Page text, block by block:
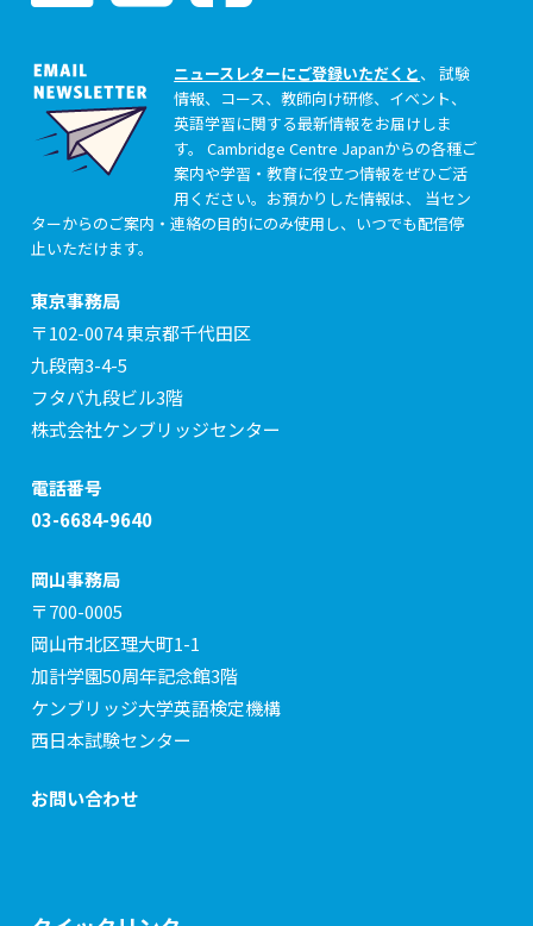
ニュースレターにご登録いただくと、 試験
情報、コース、教師向け研修、イベント、
英語学習に関する最新情報をお届けしま
す。 Cambridge Centre Japanからの各種ご
案内や学習・教育に役立つ情報をぜひご活
用ください。お預かりした情報は、 当セン
ターからのご案内・連絡の目的にのみ使用し、いつでも配信停
止いただけます。
東京事務局
〒102-0074 東京都千代田区
九段南3-4-5
フタバ九段ビル3階
株式会社ケンブリッジセンター
電話番号
03-6684-9640
岡山事務局
〒700-0005
岡山市北区理大町1-1
加計学園50周年記念館3階
ケンブリッジ大学英語検定機構
西日本試験センター
お問い合わせ